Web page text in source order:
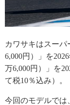
カワサキはスーパ
6,000円）」を
万6,000円）」を
て税10％込み）。
今回のモデルでは